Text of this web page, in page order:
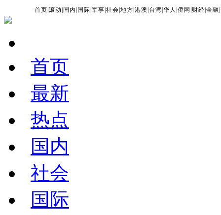
首页 |滚动 国内 国际 |军事 |社会 |地方 |港澳 台湾 |华人 |侨网 财经 |金融 |
首页
最新
热点
国内
社会
国际